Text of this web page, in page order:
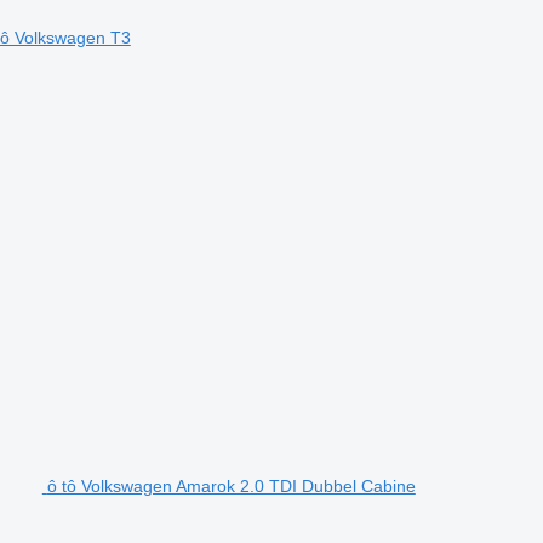
Volkswagen T3
ô tô Volkswagen Amarok 2.0 TDI Dubbel Cabine